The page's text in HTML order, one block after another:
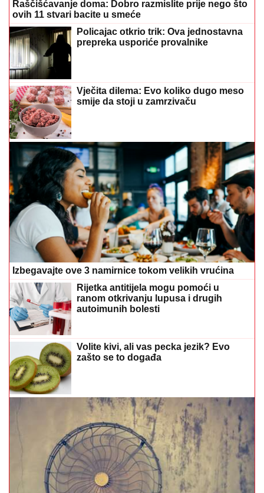
Raščišćavanje doma: Dobro razmislite prije nego što
ovih 11 stvari bacite u smeće
Policajac otkrio trik: Ova jednostavna
prepreka usporiće provalnike
Vječita dilema: Evo koliko dugo meso
smije da stoji u zamrzivaču
Izbegavajte ove 3 namirnice tokom velikih vrućina
Rijetka antitijela mogu pomoći u
ranom otkrivanju lupusa i drugih
autoimunih bolesti
Volite kivi, ali vas pecka jezik? Evo
zašto se to događa